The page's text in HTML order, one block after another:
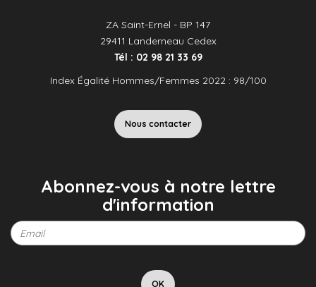
ZA Saint-Ernel - BP 147
29411 Landerneau Cedex
Tél : 02 98 21 33 69
Index Égalité Hommes/Femmes 2022 : 98/100
Nous contacter
Abonnez-vous à notre lettre
d'information